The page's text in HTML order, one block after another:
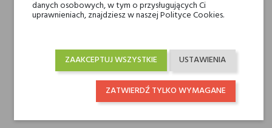
Marki Niszowe
Fragranza suprema
wody perfumowane
dla niego
dla niej
danych osobowych, w tym o przysługujących Ci
uprawnieniach, znajdziesz w naszej Polityce Cookies.
USTAWIENIA
ZAAKCEPTUJ WSZYSTKIE
ZATWIERDŹ TYLKO WYMAGANE